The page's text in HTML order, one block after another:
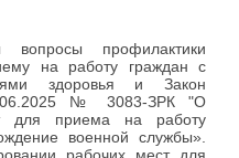
вопросы профилактики
на работу граждан с
здоровья и Закон
№ 3083-ЗРК "О
для приема на работу
военной службы».